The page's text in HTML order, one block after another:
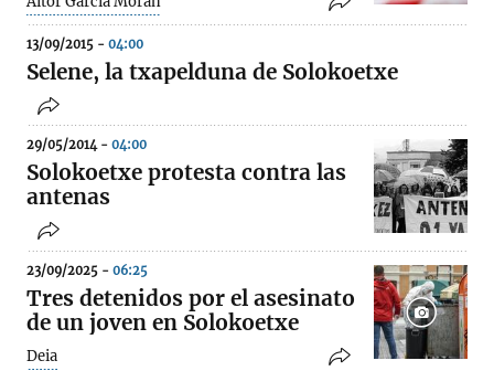
13/09/2015 - 04:00
Selene, la txapelduna de Solokoetxe
29/05/2014 - 04:00
Solokoetxe protesta contra las
antenas
23/09/2025 - 06:25
Tres detenidos por el asesinato
de un joven en Solokoetxe
Deia